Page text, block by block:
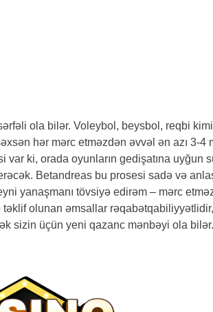
ola bilər. Voleybol, beysbol, reqbi
hər mərc etməzdən əvvəl ən azı 3-
var ki, orada oyunların gedişatına
Betandreas bu prosesi sadə və
yanaşmanı tövsiyə edirəm – mərc
olunan əmsallar
sizin üçün yeni qazanc mənbəyi ola